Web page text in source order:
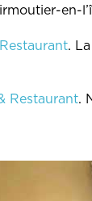
en-
.
Restaurant.